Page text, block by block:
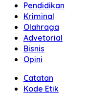
Pendidikan
Kriminal
Olahraga
Advetorial
Bisnis
Opini
Catatan
Kode Etik